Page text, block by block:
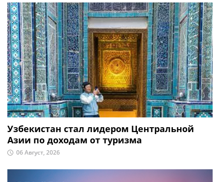
Узбекистан стал лидером Центральной
Азии по доходам от туризма
06 Август, 2026